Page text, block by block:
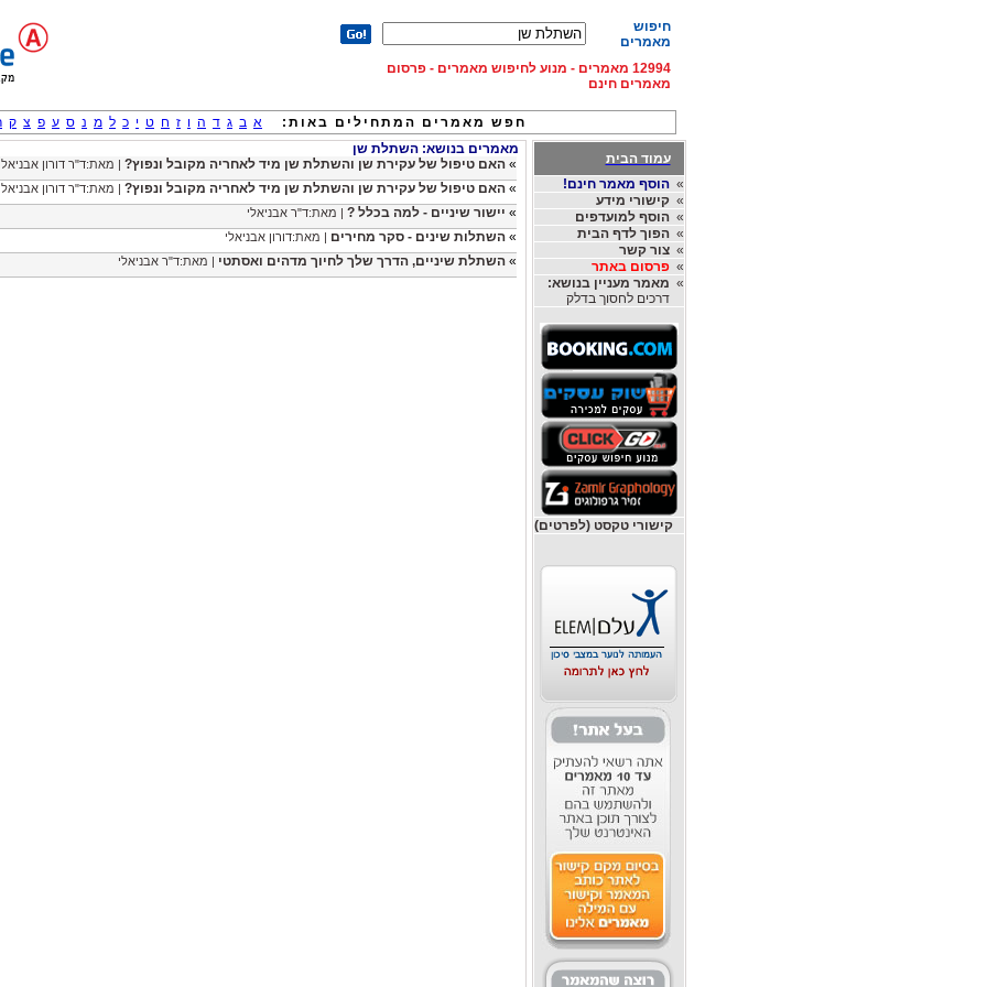
חיפוש
מאמרים
12994 מאמרים - מנוע לחיפוש מאמרים - פרסום
מאמרים חינם
חפש מאמרים המתחילים באות: א ב ג ד ה ו ז ח ט י כ ל מ נ ס ע פ צ ק
עמוד הבית
»הוסף מאמר חינם!
»קישורי מידע
»הוסף למועדפים
»הפוך לדף הבית
»צור קשר
»פרסום באתר
» מאמר מעניין בנושא:
דרכים לחסוך בדלק
קישורי טקסט (לפרטים)
מאמרים בנושא: השתלת שן
» האם טיפול של עקירת שן והשתלת שן מיד לאחריה מקובל ונפוץ? | מאת:ד"ר דורון
» האם טיפול של עקירת שן והשתלת שן מיד לאחריה מקובל ונפוץ? | מאת:ד"ר דורון
» יישור שיניים - למה בכלל ? | מאת:ד"ר אבניאלי
» השתלות שינים - סקר מחירים | מאת:דורון אבניאלי
» השתלת שיניים, הדרך שלך לחיוך מדהים ואסתטי | מאת:ד"ר אבניאלי